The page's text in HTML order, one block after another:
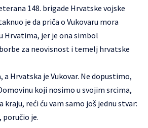
148. brigade Hrvatske vojske
je da priča o Vukovaru mora
Hrvatima, jer je ona simbol
za neovisnost i temelj hrvatske
a Hrvatska je Vukovar. Ne dopustimo,
koji nosimo u svojim srcima,
kraju, reći ću vam samo još jednu stvar:
poručio je.